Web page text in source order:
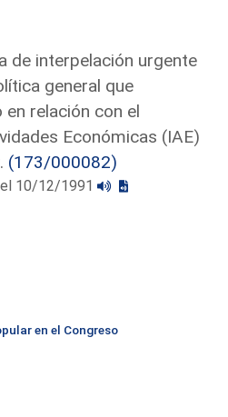
de interpelación urgente
general que
relación con el
Económicas (IAE)
(173/000082)
el 10/12/1991
en el Congreso